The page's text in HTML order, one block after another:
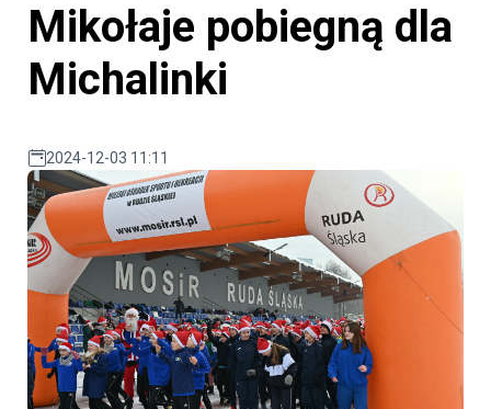
Mikołaje pobiegną dla
Michalinki
2024-12-03 11:11